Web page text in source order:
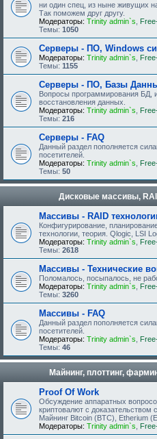
ни один спец, из ныне живущих
Так поможем друг другу.
Модераторы: Trinity admin`s
Темы: 1050
Серверы - ПО, Windows
Модераторы: Trinity admin`s
Темы: 1155
Серверы - ПО, Базы
Вопросы программирования БД,
восстановления данных.
Модераторы: Trinity admin`s
Темы: 216
Серверы - FAQ
Данный раздел пополняется
посетителей.
Модераторы: Trinity admin`s
Темы: 50
Дисковые массивы,
Массивы - RAID
Конфигурирование,
технологии, теория. Qlogic, LSI
Модераторы: Trinity admin`s
Темы: 2618
Массивы - Технические
Поломалось, посыпалось, не
Модераторы: Trinity admin`s
Темы: 3260
Массивы - FAQ
Данный раздел пополняется
посетителей.
Модераторы: Trinity admin`s
Темы: 46
Майнинг, плоттинг,
Proof Of Work
Обсуждение аппаратных
криптовалют с доказательством
Майнинг Bitcoin (BTC), Etherium
Модераторы: Trinity admin`s